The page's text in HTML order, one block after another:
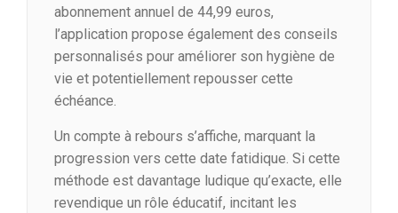
abonnement annuel de 44,99 euros,
l’application propose également des conseils
personnalisés pour améliorer son hygiène de
vie et potentiellement repousser cette
échéance.
Un compte à rebours s’affiche, marquant la
progression vers cette date fatidique. Si cette
méthode est davantage ludique qu’exacte, elle
revendique un rôle éducatif, incitant les